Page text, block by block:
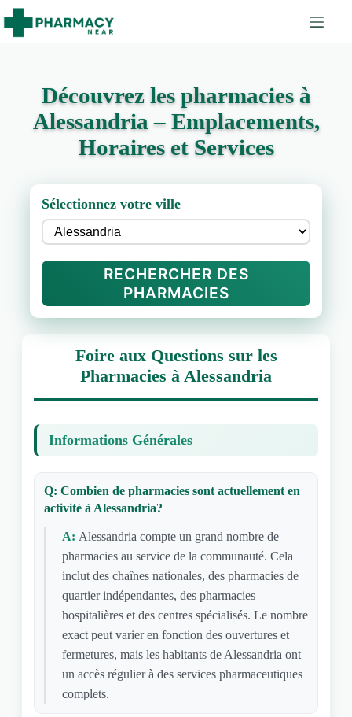
Découvrez les pharmacies à
Alessandria – Emplacements,
Horaires et Services
Sélectionnez votre ville
RECHERCHER DES
PHARMACIES
Foire aux Questions sur les
Pharmacies à Alessandria
Informations Générales
Q: Combien de pharmacies sont actuellement en
activité à Alessandria?
A: Alessandria compte un grand nombre de
pharmacies au service de la communauté. Cela
inclut des chaînes nationales, des pharmacies de
quartier indépendantes, des pharmacies
hospitalières et des centres spécialisés. Le nombre
exact peut varier en fonction des ouvertures et
fermetures, mais les habitants de Alessandria ont
un accès régulier à des services pharmaceutiques
complets.